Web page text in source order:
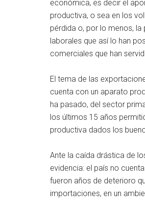
económica, es decir el
productiva, o sea en los
pérdida o, por lo menos,
laborales que así lo han
comerciales que han
El tema de las
cuenta con un aparato
ha pasado, del sector
los últimos 15 años
productiva dados los
Ante la caída drástica de
evidencia: el país no
fueron años de deterioro
importaciones, en un